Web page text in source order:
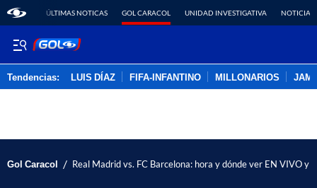
ÚLTIMAS NOTICAS GOL CARACOL UNIDAD INVESTIGATIVA NOTICIAS
Tendencias: LUIS DÍAZ FIFA-INFANTINO MILLONARIOS
Gol Caracol / Real Madrid vs. FC Barcelona: hora y dónde ver EN VIVO y